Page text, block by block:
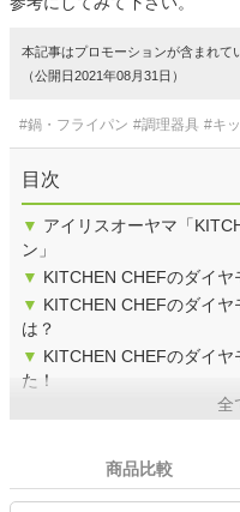
本記事はプロモーションが含まれて
（公開日2021年08月31日）
#鍋・フライパン #調理器具 #キ
目次
▼ アイリスオーヤマ「
ン」
▼ KITCHEN CHEFのダイ
▼ KITCHEN CHEFのダイ
は？
▼ KITCHEN CHEFのダイ
た！
全
商品比較